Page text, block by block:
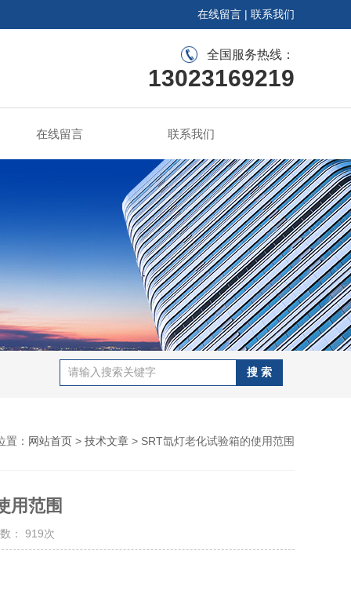
在线留言 | 联系我们
全国服务热线：
13023169219
在线留言 联系我们
置： 网站首页 > 技术文章 > SRT氙灯老化试验箱的使用范围
用范围
： 919次